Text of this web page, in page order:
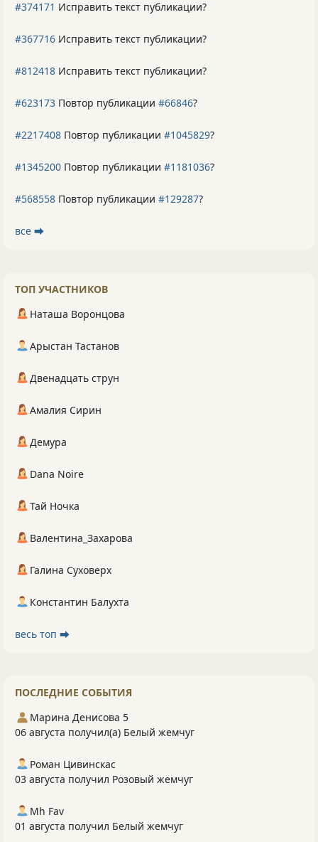
#374171 Исправить текст публикации?
#367716 Исправить текст публикации?
#812418 Исправить текст публикации?
#623173 Повтор публикации #66846?
#2217408 Повтор публикации #1045829?
#1345200 Повтор публикации #1181036?
#568558 Повтор публикации #129287?
все ⮕
ТОП УЧАСТНИКОВ
Наташа Воронцова
Арыстан Тастанов
Двенадцать струн
Амалия Сирин
Демура
Dana Noire
Тай Ночка
Валентина_Захарова
Галина Суховерх
Константин Балухта
весь топ ⮕
ПОСЛЕДНИЕ СОБЫТИЯ
Марина Денисова 5
06 августа получил(а) Белый жемчуг
Роман Цивинскас
03 августа получил Розовый жемчуг
Mh Fav
01 августа получил Белый жемчуг